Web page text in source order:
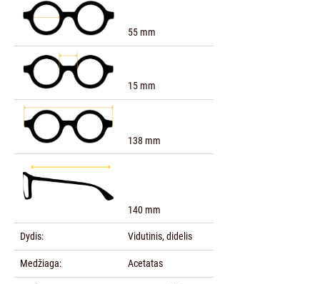
55 mm
15 mm
138 mm
140 mm
Dydis: Vidutinis, didelis
Medžiaga: Acetatas